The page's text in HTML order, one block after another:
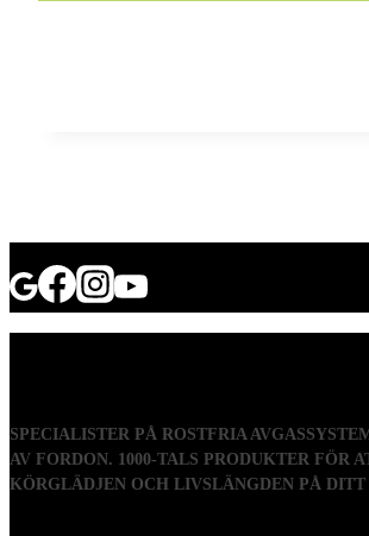
SPECIALISTER PÅ ROSTFRIA
AV FORDON. 1000-TALS PRODUKTER FÖR
KÖRGLÄDJEN OCH LIVSLÄNGDEN PÅ DITT